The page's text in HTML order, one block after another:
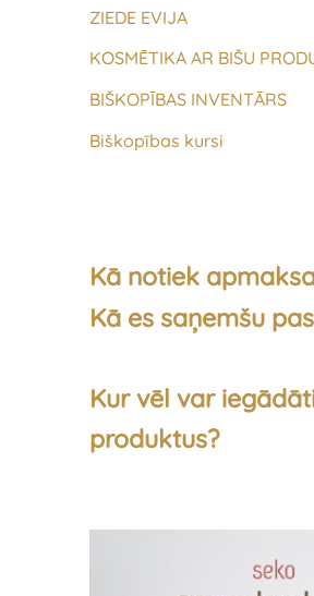
ZIEDE EVIJA
KOSMĒTIKA AR BIŠU
BIŠKOPĪBAS INVENTĀRS
Biškopības kursi
Kā notiek
Kā es saņemšu
Kur vēl var
produktus?